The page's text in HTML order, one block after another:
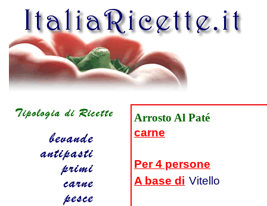
Arrosto Al Paté
carne
Per 4 persone
A base di Vitello